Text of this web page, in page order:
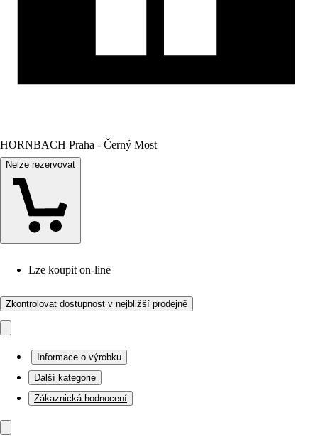
HORNBACH Praha - Černý Most
Nelze rezervovat
Lze koupit on-line
Zkontrolovat dostupnost v nejbližší prodejně
Informace o výrobku
Další kategorie
Zákaznická hodnocení